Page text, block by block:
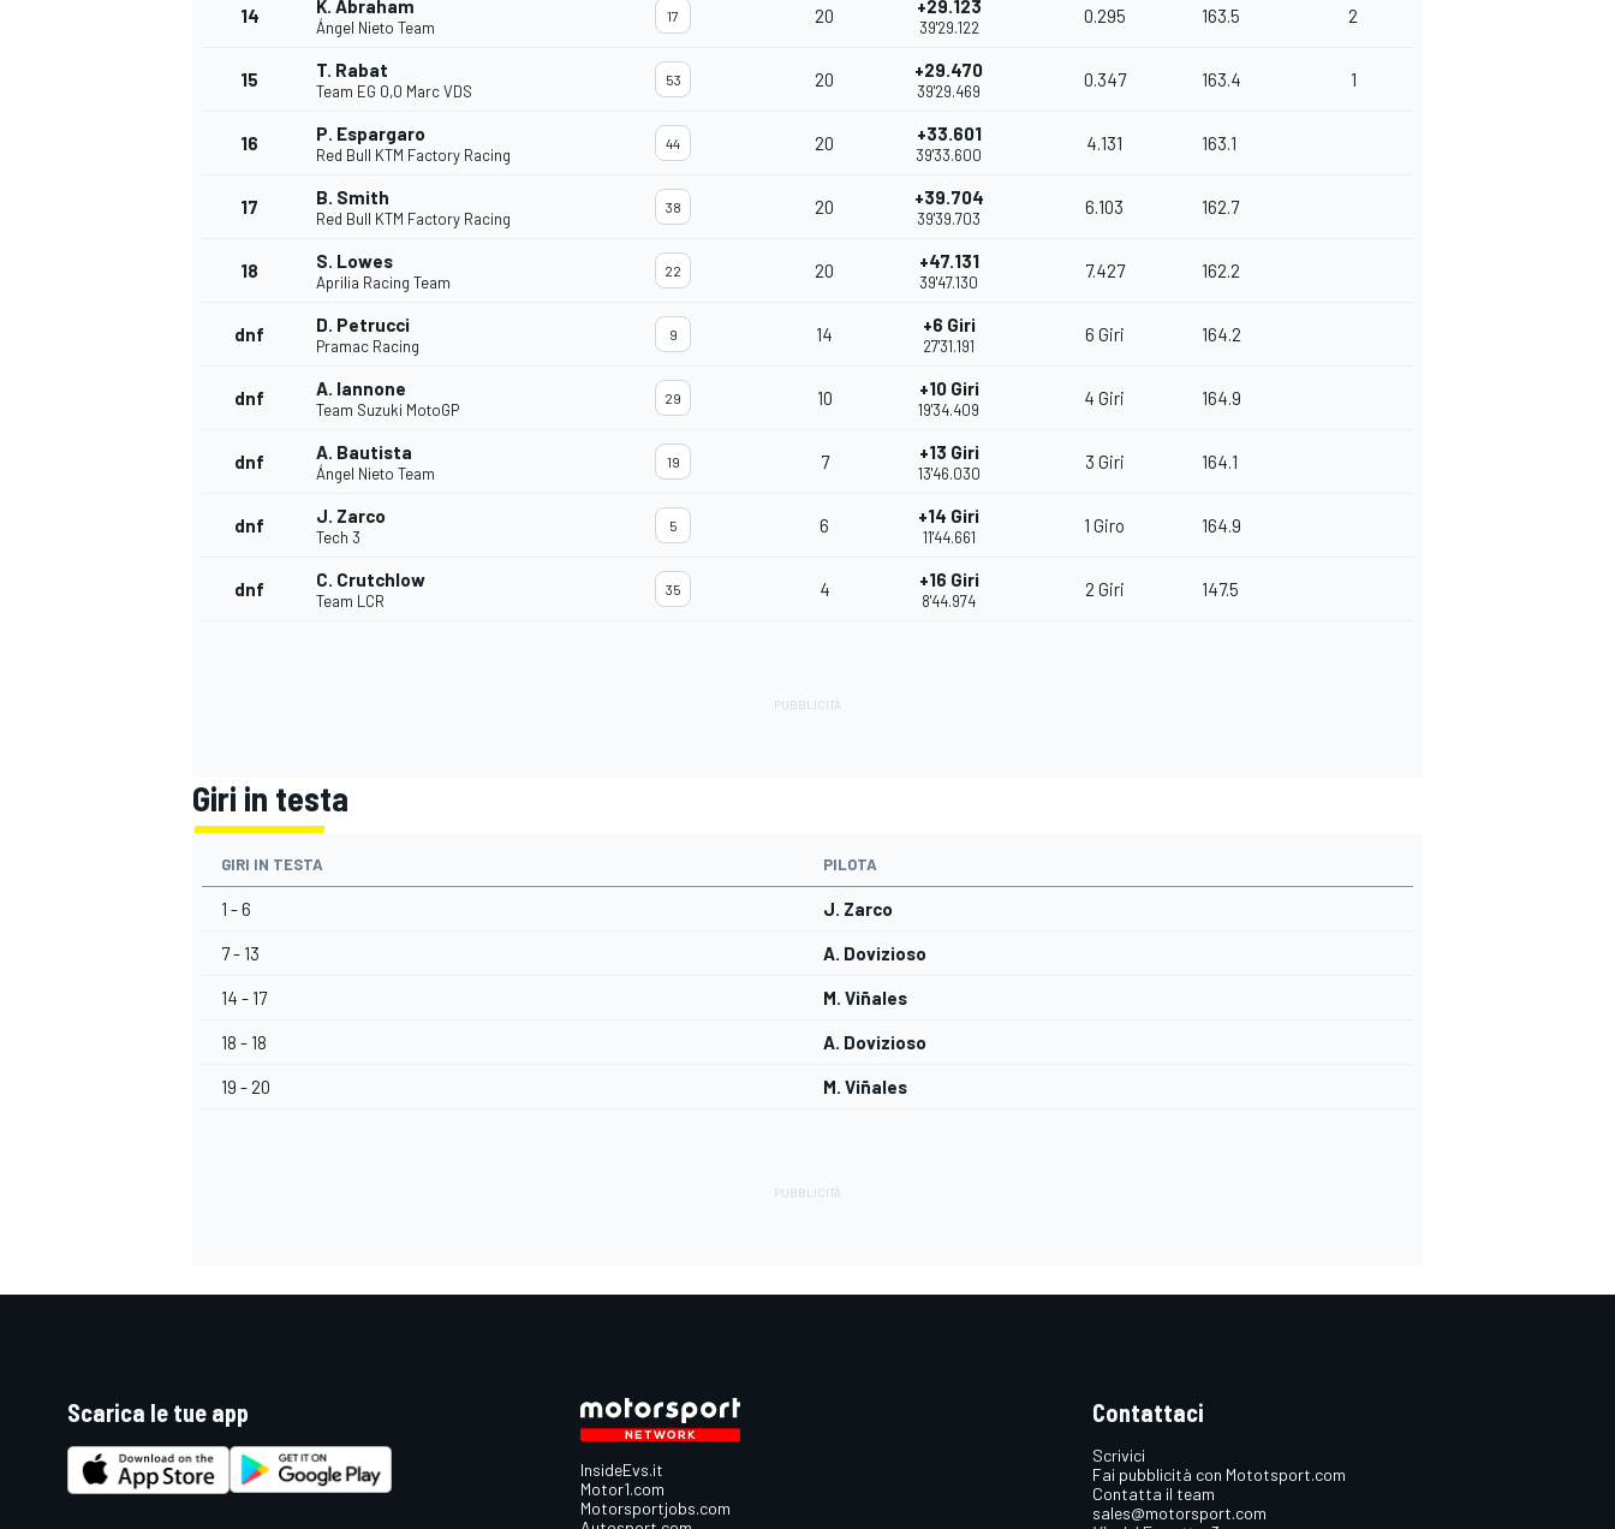
ENDURANCE/GT
MONOMARCA
14 K. Abraham
Ángel Nieto Team
17 20 +29.123
39'29.122
0.295 163.5 2
15 T. Rabat
Team EG 0,0 Marc VDS
53 20 +29.470
39'29.469
0.347 163.4 1
16 P. Espargaro
Red Bull KTM Factory Racing
44 20 +33.601
39'33.600
4.131 163.1
17 B. Smith
Red Bull KTM Factory Racing
38 20 +39.704
39'39.703
6.103 162.7
18 S. Lowes
Aprilia Racing Team
22 20 +47.131
39'47.130
7.427 162.2
dnf D. Petrucci
Pramac Racing
9 14 +6 Giri
27'31.191
6 Giri 164.2
dnf A. Iannone
Team Suzuki MotoGP
29 10 +10 Giri
19'34.409
4 Giri 164.9
dnf A. Bautista
Ángel Nieto Team
19 7 +13 Giri
13'46.030
3 Giri 164.1
dnf J. Zarco
Tech 3
5 6 +14 Giri
11'44.661
1 Giro 164.9
dnf C. Crutchlow
Team LCR
35 4 +16 Giri
8'44.974
2 Giri 147.5
Giri in testa
GIRI IN TESTA PILOTA
1 - 6 J. Zarco
7 - 13 A. Dovizioso
14 - 17 M. Viñales
18 - 18 A. Dovizioso
19 - 20 M. Viñales
Scarica le tue app
InsideEvs.it
Motor1.com
Motorsportjobs.com
Contattaci
Scrivici
Fai pubblicità con Mototsport.com
Contatta il team
sales@motorsport.com